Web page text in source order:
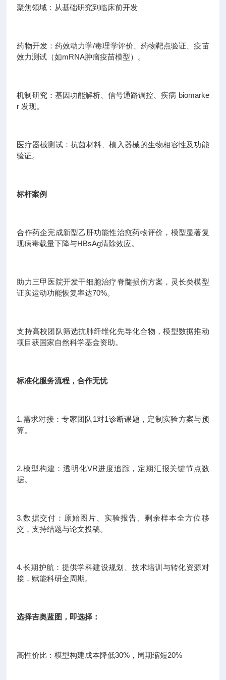
聚焦领域：从基础研究到临床前开发
药物开发：药效动力学/毒理学评价、药物靶点验证、疫苗
效力测试（如mRNA肿瘤疫苗模型）。
机制研究：基因功能解析、信号通路调控、疾病 biomarke
r 发现。
医疗器械测试：抗菌材料、植入器械的生物相容性及功能
验证。
标杆案例
合作药企完成新型乙肝功能性治愈药物评价，模型显著复
现病毒载量下降与HBsAg清除效应。
助力三甲医院开发干细胞治疗脊髓损伤方案，灵长类模型
证实运动功能恢复率达70%。
支持高校团队筛选抗肺纤维化先导化合物，模型数据推动
项目获国家自然科学基金资助。
标准化服务流程，合作无忧
1.需求对接：专家团队1对1诊断课题，定制实验方案与预
算。
2.模型构建：透明化VR进度追踪，定期汇报关键节点数
据。
3.数据交付：原始图片、实验报告、剩余样本全方位移
交，支持结题与论文投稿。
4.长期护航：提供学科建设规划、技术培训与转化资源对
接，赋能科研全周期。
选择吉奥蓝图，即选择：
高性价比：模型构建成本降低30%，周期缩短20%